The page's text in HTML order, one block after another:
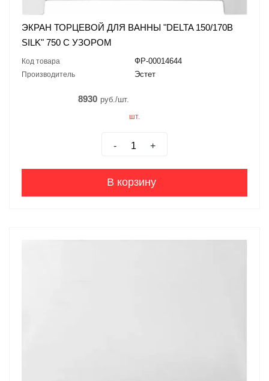
ЭКРАН ТОРЦЕВОЙ ДЛЯ ВАННЫ "DELTA 150/170В
SILK" 750 С УЗОРОМ
Код товара ФР-00014644
Производитель Эстет
8930 руб./шт.
шт.
- +
В корзину